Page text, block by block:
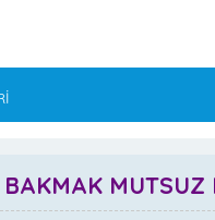
MUTSUZ